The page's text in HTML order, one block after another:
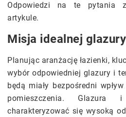
Odpowiedzi na te pytania
artykule.
Misja idealnej
Planując aranżację łazienki,
wybór odpowiedniej glazury i
będą miały bezpośredni
pomieszczenia. Glazura
charakteryzować się wysoką